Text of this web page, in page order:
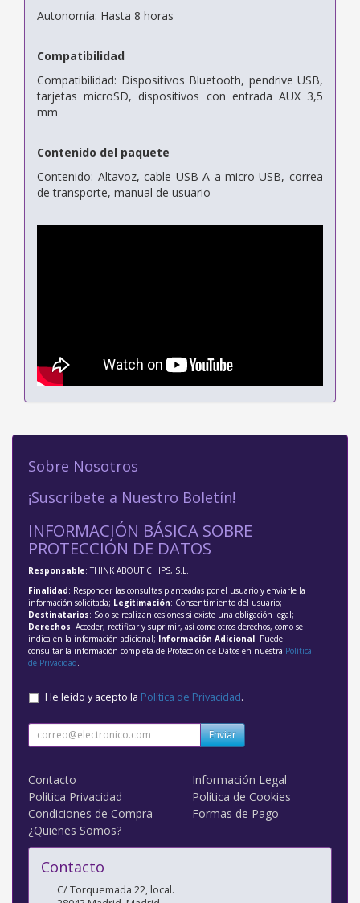
Autonomía: Hasta 8 horas
Compatibilidad
Compatibilidad: Dispositivos Bluetooth, pendrive USB,
tarjetas microSD, dispositivos con entrada AUX 3,5
mm
Contenido del paquete
Contenido: Altavoz, cable USB-A a micro-USB, correa
de transporte, manual de usuario
Sobre Nosotros
¡Suscríbete a Nuestro Boletín!
INFORMACIÓN BÁSICA SOBRE
PROTECCIÓN DE DATOS
Responsable: THINK ABOUT CHIPS, S.L.
Finalidad: Responder las consultas planteadas por el usuario y enviarle la
información solicitada; Legitimación: Consentimiento del usuario;
Destinatarios: Solo se realizan cesiones si existe una obligación legal;
Derechos: Acceder, rectificar y suprimir, así como otros derechos, como se
indica en la información adicional; Información Adicional: Puede
consultar la información completa de Protección de Datos en nuestra Política
de Privacidad.
He leído y acepto la Política de Privacidad.
Enviar
Contacto
Información Legal
Política Privacidad
Política de Cookies
Condiciones de Compra
Formas de Pago
¿Quienes Somos?
Contacto
C/ Torquemada 22, local.